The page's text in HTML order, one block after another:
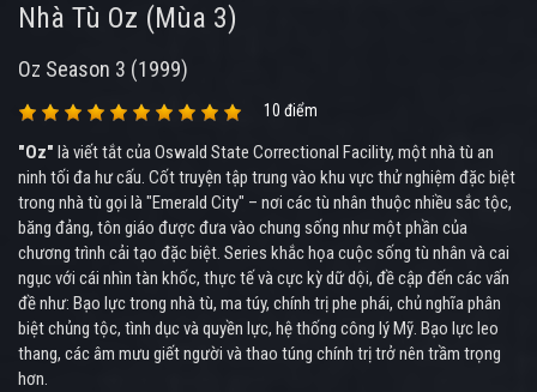
Nhà Tù Oz (Mùa 3)
Oz Season 3 (1999)
10 điểm
"Oz" là viết tắt của Oswald State Correctional Facility, một nhà tù an
ninh tối đa hư cấu. Cốt truyện tập trung vào khu vực thử nghiệm đặc biệt
trong nhà tù gọi là "Emerald City" – nơi các tù nhân thuộc nhiều sắc tộc,
băng đảng, tôn giáo được đưa vào chung sống như một phần của
chương trình cải tạo đặc biệt. Series khắc họa cuộc sống tù nhân và cai
ngục với cái nhìn tàn khốc, thực tế và cực kỳ dữ dội, đề cập đến các vấn
đề như: Bạo lực trong nhà tù, ma túy, chính trị phe phái, chủ nghĩa phân
biệt chủng tộc, tình dục và quyền lực, hệ thống công lý Mỹ. Bạo lực leo
thang, các âm mưu giết người và thao túng chính trị trở nên trầm trọng
hơn.